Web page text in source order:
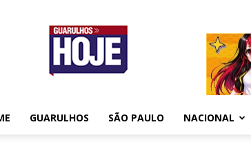
Guarulhos
Hoje
GUARULHOS SÃO PAULO NACIONAL